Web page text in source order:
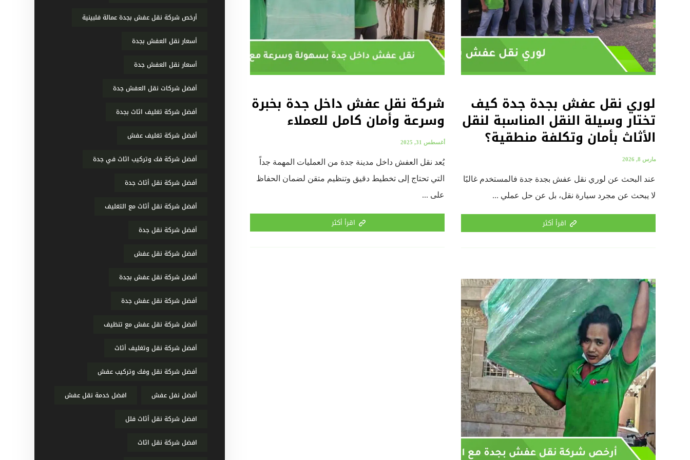
لوري نقل عفش بجدة جدة كيف
تختار وسيلة النقل المناسبة لنقل
الأثاث بأمان وتكلفة منطقية؟
مارس 8, 2026
عند البحث عن لوري نقل عفش بجدة جدة فالمستخدم غالبًا
لا يبحث عن مجرد سيارة نقل، بل عن حل عملي ...
اقرأ أكثر
شركة نقل عفش داخل جدة بخبرة
وسرعة وأمان كامل للعملاء
أغسطس 31, 2025
يُعد نقل العفش داخل مدينة جدة من العمليات المهمة جداً
التي تحتاج إلى تخطيط دقيق وتنظيم متقن لضمان الحفاظ
على ...
اقرأ أكثر
أرخص شركة نقل عفش بجدة عمالة فلبينية
أسعار نقل العفش بجدة
أسعار نقل العفش جدة
أفضل شركات نقل العفش جدة
أفضل شركة تغليف اثاث بجدة
أفضل شركة تغليف عفش
أفضل شركة فك وتركيب اثاث في جدة
أفضل شركة نقل أثاث جدة
أفضل شركة نقل أثاث مع التغليف
أفضل شركة نقل جدة
أفضل شركة نقل عفش
أفضل شركة نقل عفش بجدة
أفضل شركة نقل عفش جدة
أفضل شركة نقل عفش مع تنظيف
أفضل شركة نقل وتغليف أثاث
أفضل شركة نقل وفك وتركيب عفش
أفضل نفل عفش افضل خدمة نقل عفش
افضل شركة نقل أثاث فلل
افضل شركة نقل اثاث